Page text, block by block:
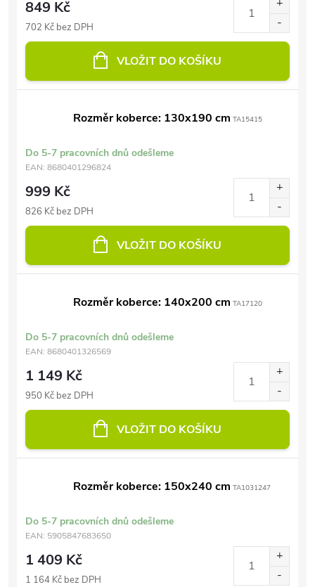
849 Kč
702 Kč bez DPH
VLOŽIT DO KOŠÍKU
Rozměr koberce: 130x190 cm TA15415
Do 5-7 pracovních dnů odešleme
EAN: 8680401296824
999 Kč
826 Kč bez DPH
VLOŽIT DO KOŠÍKU
Rozměr koberce: 140x200 cm TA17120
Do 5-7 pracovních dnů odešleme
EAN: 8680401326569
1 149 Kč
950 Kč bez DPH
VLOŽIT DO KOŠÍKU
Rozměr koberce: 150x240 cm TA1031247
Do 5-7 pracovních dnů odešleme
EAN: 5905847683650
1 409 Kč
1 164 Kč bez DPH